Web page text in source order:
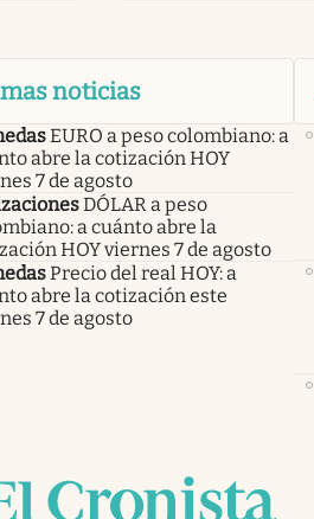
noticias
EURO a peso colombiano: a
abre la cotización HOY
7 de agosto
DÓLAR a peso
a cuánto abre la
HOY viernes 7 de agosto
Precio del real HOY: a
abre la cotización este
7 de agosto